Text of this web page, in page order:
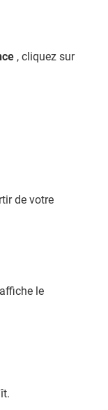
, cliquez sur
de votre
le